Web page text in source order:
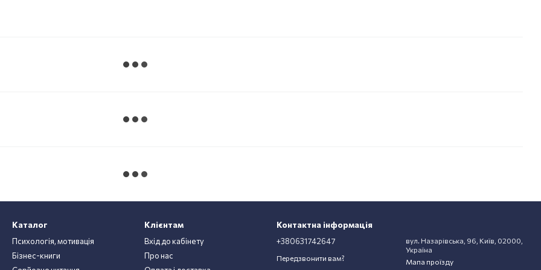
Каталог
Психологія, мотивація
Бізнес-книги
Клієнтам
Вхід до кабінету
Про нас
Контактна інформація
+380631742647
Передзвонити вам?
вул. Назарівська, 96, Київ, 02000,
Україна
Мапа проїзду